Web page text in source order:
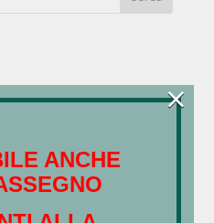
ANCHE
×